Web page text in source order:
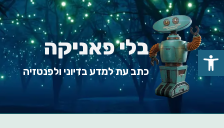
Skip
to
content
בלי פאניקה
כתב עת למדע בדיוני ולפנטזיה
פתח סרגל נגישות